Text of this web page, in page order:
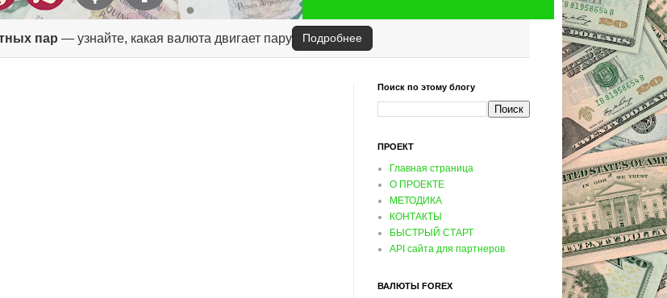
пар — узнайте, какая валюта двигает пару Подробнее
Поиск по этому блогу
ПРОЕКТ
Главная страница
О ПРОЕКТЕ
МЕТОДИКА
КОНТАКТЫ
БЫСТРЫЙ СТАРТ
API сайта для партнеров
ВАЛЮТЫ FOREX